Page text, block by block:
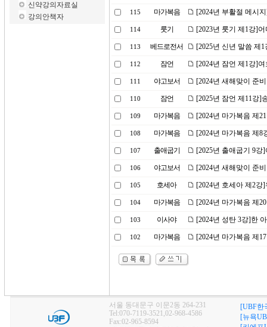
신약강의자료실
강의안책자
115 마가복음 [2024년 부활절 메시
114 룻기 [2023년 룻기 제1강]
113 베드로전서 [2025년 신년 말씀 제
112 잠언 [2024년 잠언 제1강]
111 야고보서 [2024년 새해맞이 준
110 잠언 [2025년 잠언 제11강]
109 마가복음 [2024년 마가복음 제
108 마가복음 [2024년 마가복음 제8
107 출애굽기 [2025년 출애굽기 9
106 야고보서 [2024년 새해맞이 준
105 호세아 [2024년 호세아 제2강
104 마가복음 [2024년 마가복음 제
103 이사야 [2024년 성탄 3강]한
102 마가복음 [2024년 마가복음 제
서울 동대문구 이문2동 264-231
Tel:070-7119-3521,02-968-4586
Fax:02-965-8594
[UBF한
[뉴욕